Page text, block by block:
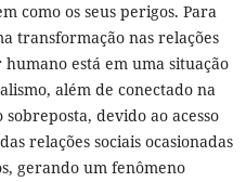
como os seus perigos. Para
transformação nas relações
humano está em uma situação
além de conectado na
devido ao acesso
relações sociais ocasionadas
gerando um fenômeno